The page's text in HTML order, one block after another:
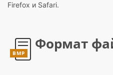
Firefox и Safari.
BMP
Формат